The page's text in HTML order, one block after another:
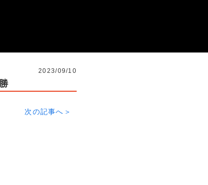
2023/09/10
次の記事へ＞